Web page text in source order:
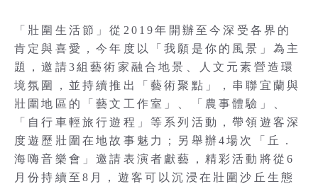
「壯圍生活節」從2019年開辦至今深受各界的
肯定與喜愛，今年度以「我願是你的風景」為主
題，邀請3組藝術家融合地景、人文元素營造環
境氛圍，並持續推出「藝術聚點」，串聯宜蘭與
壯圍地區的「藝文工作室」、「農事體驗」、
「自行車輕旅行遊程」等系列活動，帶領遊客深
度遊歷壯圍在地故事魅力；另舉辦4場次「丘．
海嗨音樂會」邀請表演者獻藝，精彩活動將從6
月份持續至8月，遊客可以沉浸在壯圍沙丘生態